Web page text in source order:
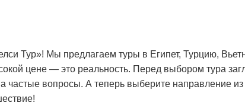
Тур»! Мы предлагаем туры в Египет, Турцию,
цене — это реальность. Перед выбором тура
вопросы. А теперь выберите направление из